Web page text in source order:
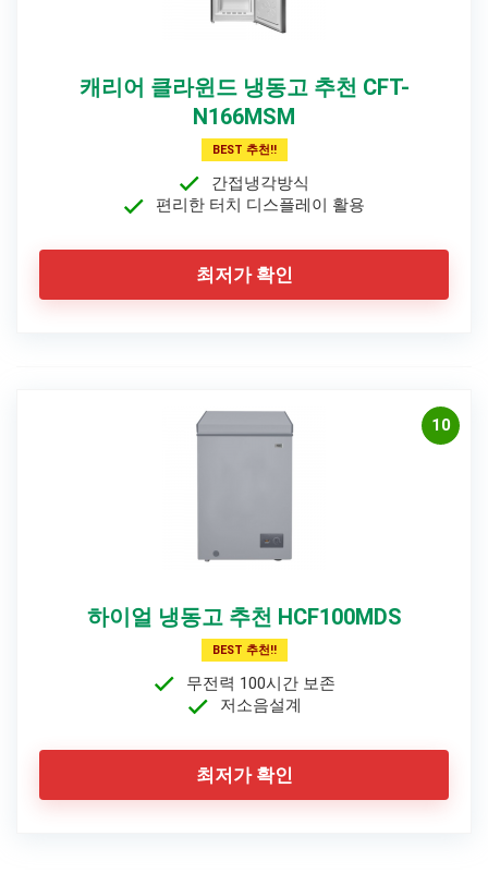
캐리어 클라윈드 냉동고 추천 CFT-
N166MSM
BEST 추천!!
간접냉각방식
편리한 터치 디스플레이 활용
최저가 확인
10
하이얼 냉동고 추천 HCF100MDS
BEST 추천!!
무전력 100시간 보존
저소음설계
최저가 확인